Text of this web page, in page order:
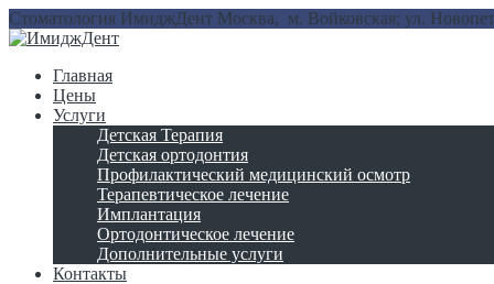
Стоматология ИмиджДент Москва, м. Войковская; ул.
Главная
Цены
Услуги
Детская Терапия
Детская ортодонтия
Профилактический медицинский осмотр
Терапевтическое лечение
Имплантация
Ортодонтическое лечение
Дополнительные услуги
Контакты